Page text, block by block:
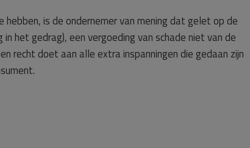
is de ondernemer van mening dat gelet op de
het gedrag), een vergoeding van schade niet van de
recht doet aan alle extra inspanningen die gedaan zijn